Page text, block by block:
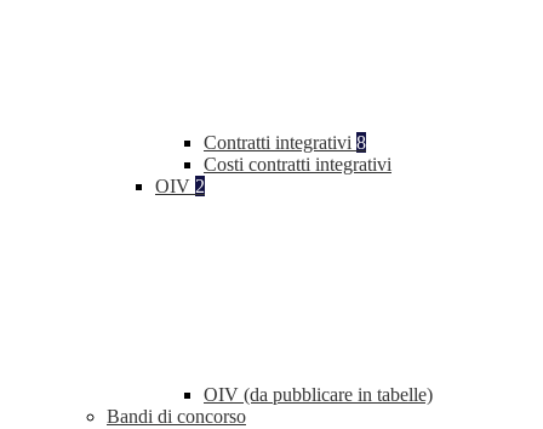
Contratti integrativi 8
Costi contratti integrativi
OIV 2
OIV (da pubblicare in tabelle)
Bandi di concorso